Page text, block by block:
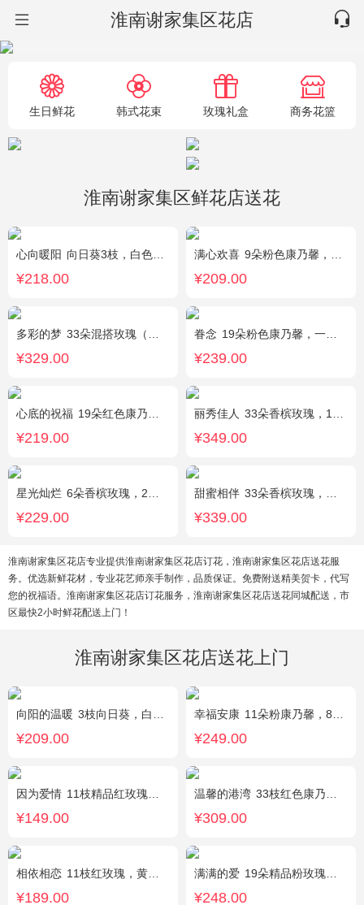
淮南谢家集区花店
生日鲜花 韩式花束 玫瑰礼盒 商务花篮
淮南谢家集区鲜花店送花
心向暖阳 向日葵3枝，白色洋桔梗0.5扎，绿色小雏菊2枝，雪柳0.1扎
¥218.00
满心欢喜 9朵粉色康乃馨，2朵粉玫瑰，桔梗、满天星、绿叶搭配
¥209.00
多彩的梦 33朵混搭玫瑰（香槟玫瑰+粉玫瑰+白玫瑰），配花、绿叶搭配
¥329.00
眷念 19朵粉色康乃馨，一条灯带，满天星、绿叶搭配
¥239.00
心底的祝福 19朵红色康乃馨，绿叶搭配
¥219.00
丽秀佳人 33朵香槟玫瑰，1条灯带，桔梗、绿叶搭配
¥349.00
星光灿烂 6朵香槟玫瑰，2朵向日葵，1个蓝色绣球，桔梗、小花、绿叶搭配
¥229.00
甜蜜相伴 33朵香槟玫瑰，配花、绿叶搭配
¥339.00
淮南谢家集区花店专业提供淮南谢家集区花店订花，淮南谢家集区花店送花服
务。优选新鲜花材，专业花艺师亲手制作，品质保证。免费附送精美贺卡，代写
您的祝福语。淮南谢家集区花店订花服务，淮南谢家集区花店送花同城配送，市
区最快2小时鲜花配送上门！
淮南谢家集区花店送花上门
向阳的温暖 3枝向日葵，白色洋桔梗、绿叶搭配
¥209.00
幸福安康 11朵粉康乃馨，8朵粉玫瑰，搭配相思梅、黄莺穿插点缀。
¥249.00
因为爱情 11枝精品红玫瑰，黄英丰满。
¥149.00
温馨的港湾 33枝红色康乃馨，3枝白色多头香水百合，绿叶，满天星搭配丰满。
¥309.00
相依相恋 11枝红玫瑰，黄莺、满天星适量点缀，另加2只可爱小熊公仔。(小熊以实物为准)
¥189.00
满满的爱 19朵精品粉玫瑰，搭配适量紫色勿忘我间插。
¥248.00